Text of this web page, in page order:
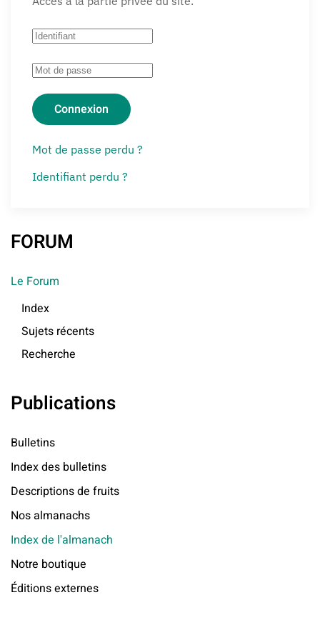
Connexion
Mot de passe perdu ?
Identifiant perdu ?
FORUM
Le Forum
Index
Sujets récents
Recherche
Publications
Bulletins
Index des bulletins
Descriptions de fruits
Nos almanachs
Index de l'almanach
Notre boutique
Éditions externes